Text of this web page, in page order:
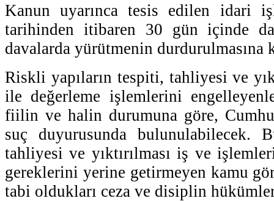
Kanun uyarınca tesis edilen idari
tarihinden itibaren 30 gün içinde
davalarda yürütmenin durdurulmasına
Riskli yapıların tespiti, tahliyesi ve
ile değerleme işlemlerini
fiilin ve halin durumuna göre,
suç duyurusunda bulunulabilecek.
tahliyesi ve yıktırılması iş ve
gereklerini yerine getirmeyen kamu
tabi oldukları ceza ve disiplin